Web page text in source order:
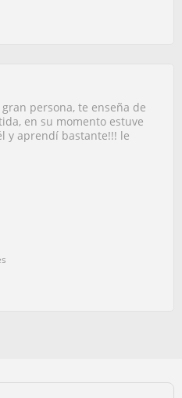
persona, te enseña de
en su momento estuve
y aprendí bastante!!! le